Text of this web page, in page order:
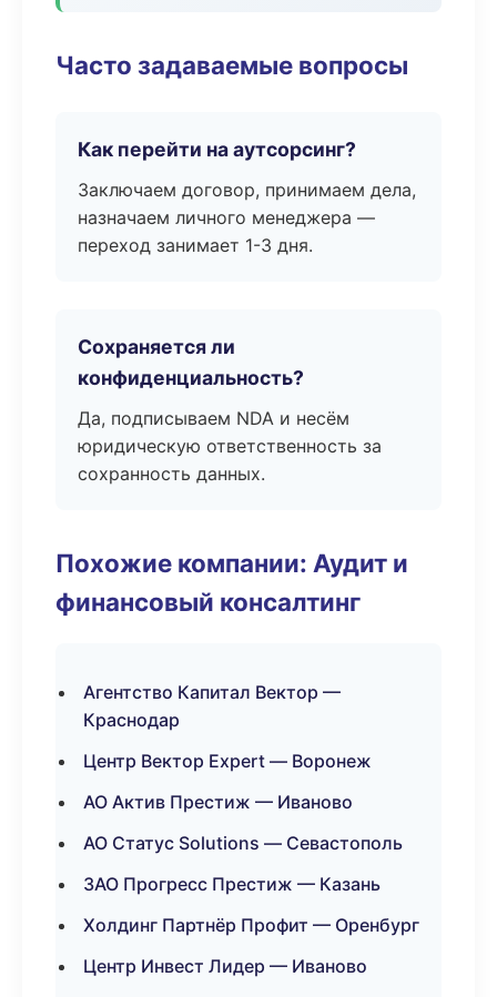
Часто задаваемые вопросы
Как перейти на аутсорсинг?
Заключаем договор, принимаем дела,
назначаем личного менеджера —
переход занимает 1-3 дня.
Сохраняется ли
конфиденциальность?
Да, подписываем NDA и несём
юридическую ответственность за
сохранность данных.
Похожие компании: Аудит и
финансовый консалтинг
Агентство Капитал Вектор —
Краснодар
Центр Вектор Expert — Воронеж
АО Актив Престиж — Иваново
АО Статус Solutions — Севастополь
ЗАО Прогресс Престиж — Казань
Холдинг Партнёр Профит — Оренбург
Центр Инвест Лидер — Иваново